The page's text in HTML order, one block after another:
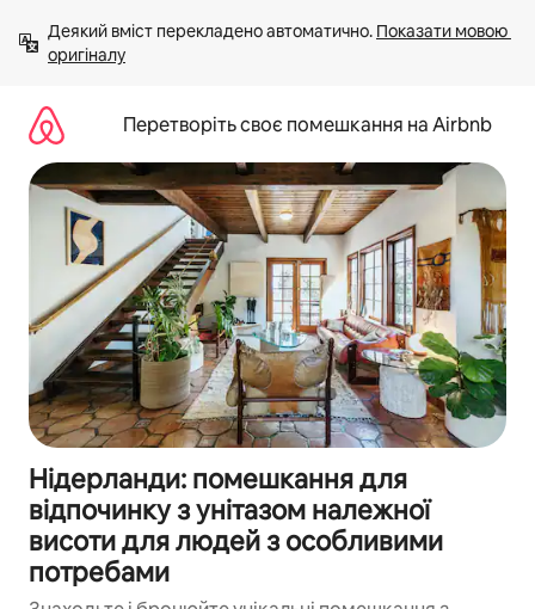
вмісту
Деякий вміст перекладено автоматично. Показати мовою
оригіналу
Перетворіть своє помешкання на Airbnb
Нідерланди: помешкання для
відпочинку з унітазом належної
висоти для людей з особливими
потребами